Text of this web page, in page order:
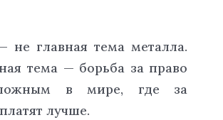
не главная тема металла.
тема — борьба за право
в мире, где за
лучше.